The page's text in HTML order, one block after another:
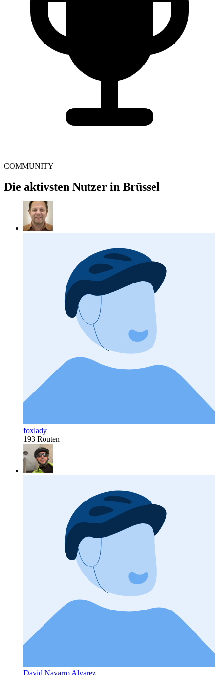
COMMUNITY
Die aktivsten Nutzer in Brüssel
foxlady
193 Routen
David Navarro Alvarez